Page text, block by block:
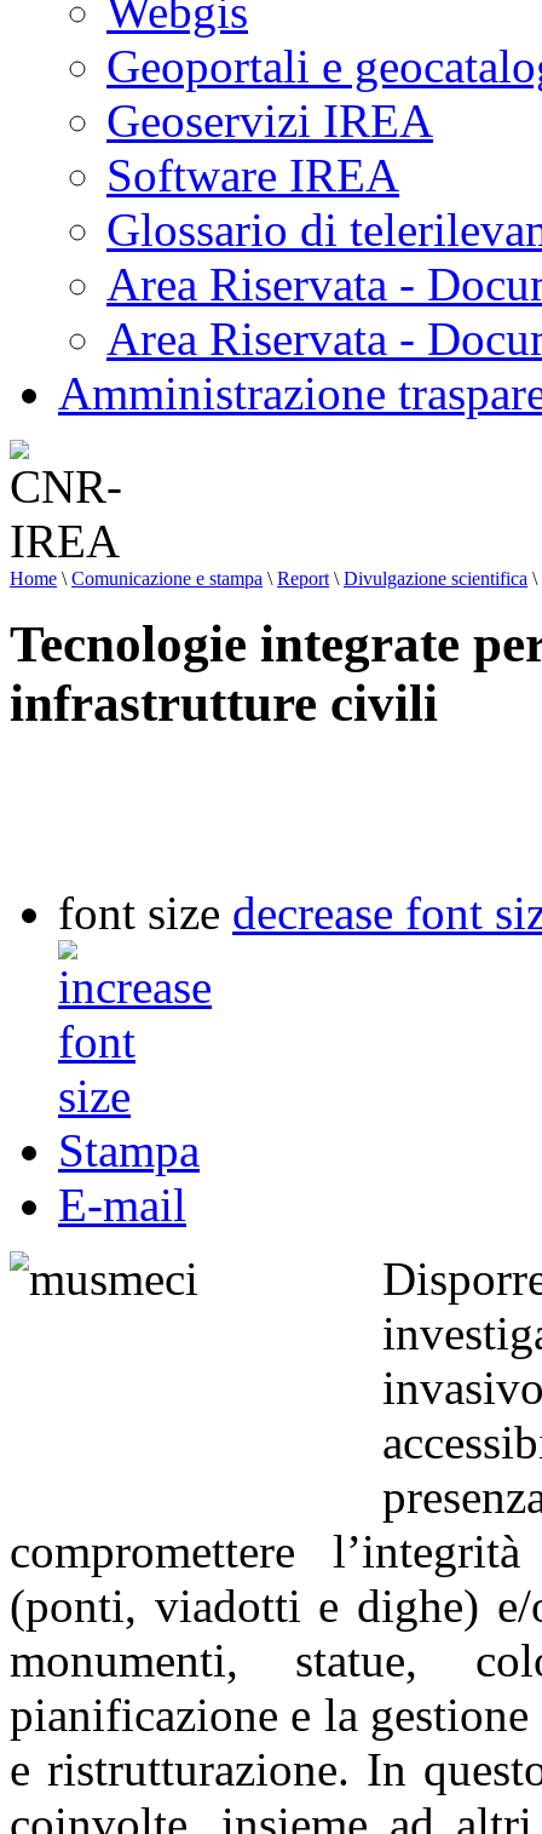
Webgis
Geoportali e
Geoservizi IREA
Software IREA
Glossario di
Area Riservata -
Area Riservata -
Amministrazione
Home \ Comunicazione e stampa \ Report \ Divulgazione scientifica \
Tecnologie integrate
infrastrutture civili
font size decrease font
Stampa
E-mail
compromettere
(ponti, viadotti e dighe)
monumenti, statue,
pianificazione e la
e ristrutturazione. In
coinvolte, insieme ad